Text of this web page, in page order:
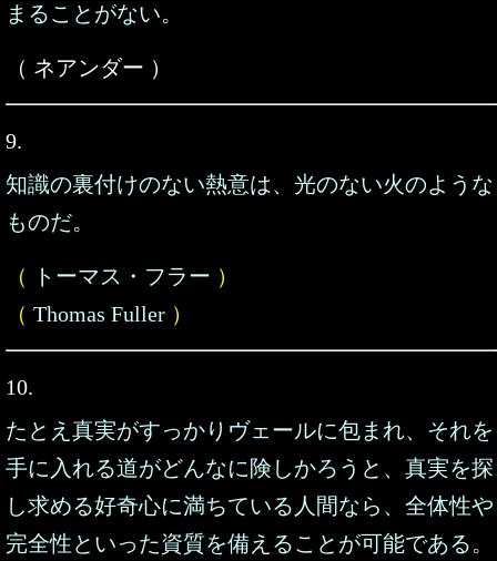
まることがない。
（ ネアンダー ）
9.
知識の裏付けのない熱意は、光のない火のような
ものだ。
（ トーマス・フラー ）
（ Thomas Fuller ）
10.
たとえ真実がすっかりヴェールに包まれ、それを
手に入れる道がどんなに険しかろうと、真実を探
し求める好奇心に満ちている人間なら、全体性や
完全性といった資質を備えることが可能である。